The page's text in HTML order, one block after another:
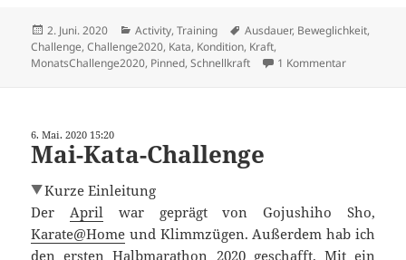
Veröffentlicht
am
2. Juni. 2020 Kategorien
Activity,Training Schlagwörter
Ausdauer, Beweglichkeit,
Challenge,Challenge2020, Kata, Kondition, Kraft,
MonatsChallenge2020, Pinned,Schnellkraft 1 Kommentarzu Juni-
6. Mai. 2020 15:20
Mai-Kata-Challenge
Kurze Einleitung
Der April
war geprägt von Gojushiho Sho,
Karate@Home und Klimmzügen. Außerdem hab ich
denersten Halbmarathon 2020geschafft. Mit ein